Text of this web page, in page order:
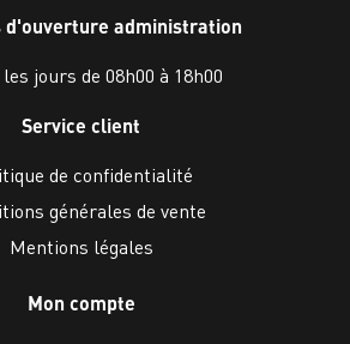
d'ouverture administration
jours de 08h00 à 18h00
Service client
de confidentialité
générales de vente
Mentions légales
Mon compte